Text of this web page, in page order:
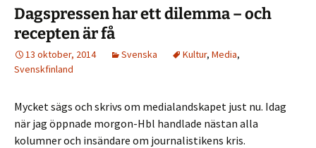
Dagspressen har ett dilemma – och
recepten är få
13 oktober, 2014 Svenska Kultur, Media,
Svenskfinland
Mycket sägs och skrivs om medialandskapet just nu. Idag
när jag öppnade morgon-Hbl handlade nästan alla
kolumner och insändare om journalistikens kris.